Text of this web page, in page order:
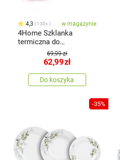
4,3 130x w magazynie
4Home Szklanka
termiczna do
cappuccino Blossom
Hot&Cool, 270 ml, 2 szt.
69,99 zł
62,99zł
Do koszyka
-35%